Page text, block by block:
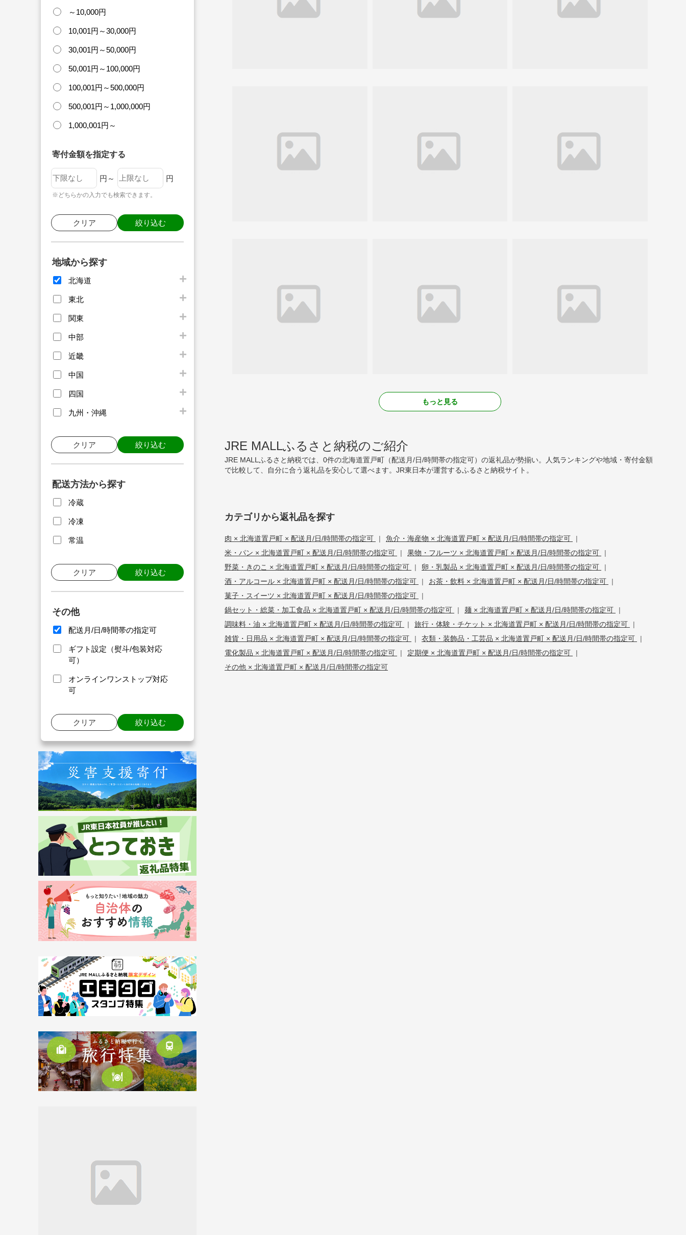
～10,000円
10,001円～30,000円
30,001円～50,000円
50,001円～100,000円
100,001円～500,000円
500,001円～1,000,000円
1,000,001円～
寄付金額を指定する
円～ 円
※どちらかの入力でも検索できます。
クリア 絞り込む
地域から探す
北海道
東北
関東
中部
近畿
中国
四国
九州・沖縄
クリア 絞り込む
配送方法から探す
冷蔵
冷凍
常温
クリア 絞り込む
その他
配送月/日/時間帯の指定可
ギフト設定（熨斗/包装対応
可）
オンラインワンストップ対応
可
クリア 絞り込む
もっと見る
JRE MALLふるさと納税のご紹介
JRE MALLふるさと納税では、0件の北海道置戸町（配送月/日/時間帯の指定可）の返礼品が勢揃い。人気ランキングや地域・寄付金額
で比較して、自分に合う返礼品を安心して選べます。JR東日本が運営するふるさと納税サイト。
カテゴリから返礼品を探す
肉 × 北海道置戸町 × 配送月/日/時間帯の指定可 | 魚介・海産物 × 北海道置戸町 × 配送月/日/時間帯の指定可
|
米・パン × 北海道置戸町 × 配送月/日/時間帯の指定可
| 果物・フルーツ × 北海道置戸町 × 配送月/日/時間帯の指定可
|
野菜・きのこ × 北海道置戸町 × 配送月/日/時間帯の指定可
| 卵・乳製品 × 北海道置戸町 × 配送月/日/時間帯の指定可
|
酒・アルコール × 北海道置戸町 × 配送月/日/時間帯の指定可
| お茶・飲料 × 北海道置戸町 × 配送月/日/時間帯の指定可
|
菓子・スイーツ × 北海道置戸町 × 配送月/日/時間帯の指定可
|
鍋セット・総菜・加工食品 × 北海道置戸町 × 配送月/日/時間帯の指定可
| 麺 × 北海道置戸町 × 配送月/日/時間帯の指定可
|
調味料・油 × 北海道置戸町 × 配送月/日/時間帯の指定可
| 旅行・体験・チケット × 北海道置戸町 × 配送月/日/時間帯の指定可
|
雑貨・日用品 × 北海道置戸町 × 配送月/日/時間帯の指定可
| 衣類・装飾品・工芸品 × 北海道置戸町 × 配送月/日/時間帯の指定可
|
電化製品 × 北海道置戸町 × 配送月/日/時間帯の指定可
| 定期便 × 北海道置戸町 × 配送月/日/時間帯の指定可
|
その他 × 北海道置戸町 × 配送月/日/時間帯の指定可